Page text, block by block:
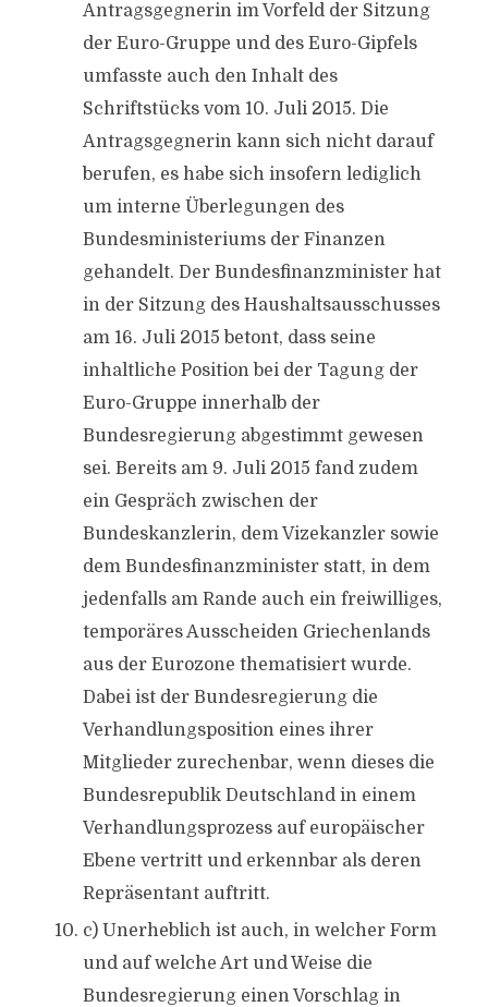
Antragsgegnerin im Vorfeld der Sitzung
der Euro-Gruppe und des Euro-Gipfels
umfasste auch den Inhalt des
Schriftstücks vom 10. Juli 2015. Die
Antragsgegnerin kann sich nicht darauf
berufen, es habe sich insofern lediglich
um interne Überlegungen des
Bundesministeriums der Finanzen
gehandelt. Der Bundesfinanzminister hat
in der Sitzung des Haushaltsausschusses
am 16. Juli 2015 betont, dass seine
inhaltliche Position bei der Tagung der
Euro-Gruppe innerhalb der
Bundesregierung abgestimmt gewesen
sei. Bereits am 9. Juli 2015 fand zudem
ein Gespräch zwischen der
Bundeskanzlerin, dem Vizekanzler sowie
dem Bundesfinanzminister statt, in dem
jedenfalls am Rande auch ein freiwilliges,
temporäres Ausscheiden Griechenlands
aus der Eurozone thematisiert wurde.
Dabei ist der Bundesregierung die
Verhandlungsposition eines ihrer
Mitglieder zurechenbar, wenn dieses die
Bundesrepublik Deutschland in einem
Verhandlungsprozess auf europäischer
Ebene vertritt und erkennbar als deren
Repräsentant auftritt.
c) Unerheblich ist auch, in welcher Form
und auf welche Art und Weise die
Bundesregierung einen Vorschlag in